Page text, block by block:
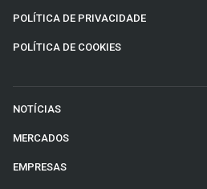
POLÍTICA DE PRIVACIDADE
POLÍTICA DE COOKIES
NOTÍCIAS
MERCADOS
EMPRESAS